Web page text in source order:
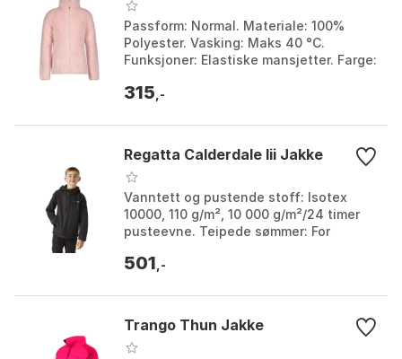
Passform: Normal. Materiale: 100%
Polyester. Vasking: Maks 40 °C.
Funksjoner: Elastiske mansjetter. Farge:
10Y.
315 ,-
Regatta Calderdale Iii Jakke
Vanntett og pustende stoff: Isotex
10000, 110 g/m², 10 000 g/m²/24 timer
pusteevne. Teipede sømmer: For
Reflekterende detaljer: 3...
501 ,-
Trango Thun Jakke